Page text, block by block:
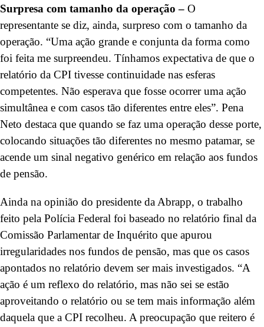
Surpresa com tamanho da operação – O
representante se diz, ainda, surpreso com o tamanho da
operação. “Uma ação grande e conjunta da forma como
foi feita me surpreendeu. Tínhamos expectativa de que o
relatório da CPI tivesse continuidade nas esferas
competentes. Não esperava que fosse ocorrer uma ação
simultânea e com casos tão diferentes entre eles”. Pena
Neto destaca que quando se faz uma operação desse porte,
colocando situações tão diferentes no mesmo patamar, se
acende um sinal negativo genérico em relação aos fundos
de pensão.
Ainda na opinião do presidente da Abrapp, o trabalho
feito pela Polícia Federal foi baseado no relatório final da
Comissão Parlamentar de Inquérito que apurou
irregularidades nos fundos de pensão, mas que os casos
apontados no relatório devem ser mais investigados. “A
ação é um reflexo do relatório, mas não sei se estão
aproveitando o relatório ou se tem mais informação além
daquela que a CPI recolheu. A preocupação que reitero é